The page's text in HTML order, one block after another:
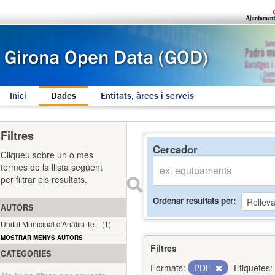
Inici Dades Entitats, àrees i serveis
Cercador
Ordenar resultats per
Filtres
Formats:
PDF Etiquetes:
Filtres
Cliqueu sobre un o més
termes de la llista següent
per filtrar els resultats.
AUTORS
Unitat Municipal d'Anàlisi Te... (1)
MOSTRAR MENYS AUTORS
CATEGORIES